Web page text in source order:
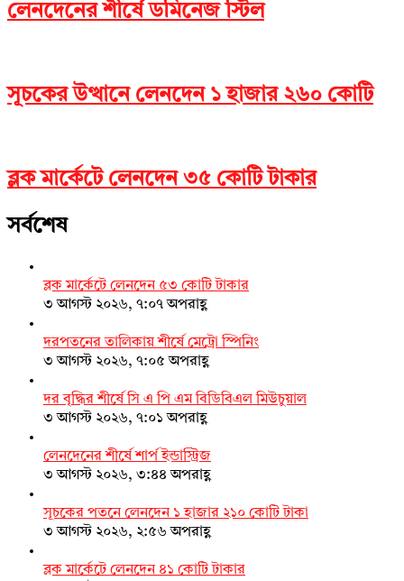
লেনদেনের শীর্ষে ডমিনেজ স্টিল
সূচকের উত্থানে লেনদেন ১ হাজার ২৬০ কোটি
ব্লক মার্কেটে লেনদেন ৩৫ কোটি টাকার
সর্বশেষ
ব্লক মার্কেটে লেনদেন ৫৩ কোটি টাকার
৩ আগস্ট ২০২৬, ৭:০৭ অপরাহ্ণ
দরপতনের তালিকায় শীর্ষে মেট্রো স্পিনিং
৩ আগস্ট ২০২৬, ৭:০৫ অপরাহ্ণ
দর বৃদ্ধির শীর্ষে সি এ পি এম বিডিবিএল মিউচুয়াল
৩ আগস্ট ২০২৬, ৭:০১ অপরাহ্ণ
লেনদেনের শীর্ষে শার্প ইন্ডাস্ট্রিজ
৩ আগস্ট ২০২৬, ৩:৪৪ অপরাহ্ণ
সূচকের পতনে লেনদেন ১ হাজার ২১০ কোটি টাকা
৩ আগস্ট ২০২৬, ২:৫৬ অপরাহ্ণ
ব্লক মার্কেটে লেনদেন ৪১ কোটি টাকার